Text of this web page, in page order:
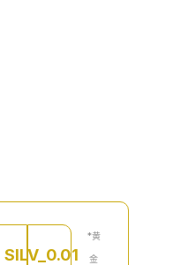
SILV_ 0.01
*黄
金